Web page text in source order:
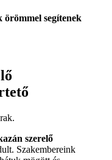
örömmel segítenek
szerelő
Szakembereink